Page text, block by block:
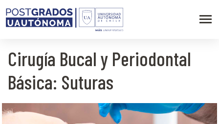
Cirugía Bucal y Periodontal
Básica: Suturas